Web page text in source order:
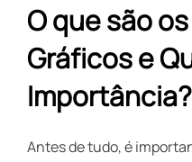
O que são
Gráficos e
Importância?
Antes de tudo, é